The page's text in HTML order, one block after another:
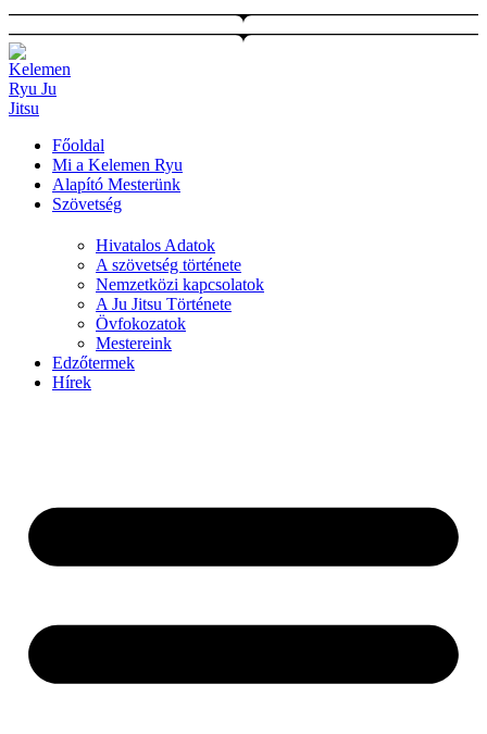
Ugrás
a
tartalomhoz
Főoldal
Mi a Kelemen Ryu
Alapító Mesterünk
Szövetség
Hivatalos Adatok
A szövetség története
Nemzetközi kapcsolatok
A Ju Jitsu Története
Övfokozatok
Mestereink
Edzőtermek
Hírek